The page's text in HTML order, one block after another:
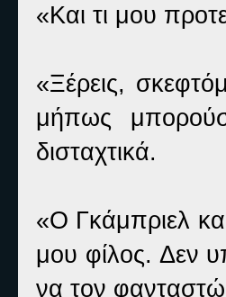
«Και τι μου
«Ξέρεις,
μήπως
δισταχτικά.
«Ο Γκάμπριελ
μου φίλος. Δεν
να τον